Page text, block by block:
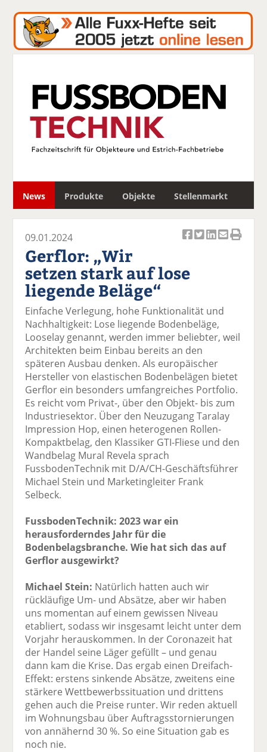
News Produkte Objekte Stellenmarkt
c
k
uf
F
ac
e
b
o
o
k
te
il
e
wi
tt
er
n
uf
Li
n
e
di
n
te
il
e
n
er
E
m
l
v
er
se
n
d
e
e
09.01.2024
Gerflor: „Wir
setzen stark auf lose
liegende Beläge“
Einfache Verlegung, hohe Funktionalität und
Nachhaltigkeit: Lose liegende Bodenbeläge,
Looselay genannt, werden immer beliebter, weil
Architekten beim Einbau bereits an den
späteren Ausbau denken. Als europäischer
Hersteller von elastischen Bodenbelägen bietet
Gerflor ein besonders umfangreiches Portfolio.
Es reicht vom Privat-, über den Objekt- bis zum
Industriesektor. Über den Neuzugang Taralay
Impression Hop, einen heterogenen Rollen-
Kompaktbelag, den Klassiker GTI-Fliese und den
Wandbelag Mural Revela sprach
FussbodenTechnik mit D/A/CH-Geschäftsführer
Michael Stein und Marketingleiter Frank
Selbeck.
FussbodenTechnik: 2023 war ein
herausforderndes Jahr für die
Bodenbelagsbranche. Wie hat sich das auf
Gerflor ausgewirkt?
Michael Stein: Natürlich hatten auch wir
rückläufige Um- und Absätze, aber wir haben
uns momentan auf einem gewissen Niveau
etabliert, sodass wir insgesamt leicht unter dem
Vorjahr herauskommen. In der Coronazeit hat
der Handel seine Läger gefüllt – und genau
dann kam die Krise. Das ergab einen Dreifach-
Effekt: erstens sinkende Absätze, zweitens eine
stärkere Wettbewerbssituation und drittens
gehen auch die Preise runter. Wir reden aktuell
im Wohnungsbau über Auftragsstornierungen
von annähernd 30 %. So eine Situation gab es
noch nie.